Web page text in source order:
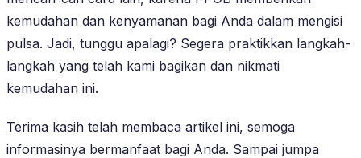
kemudahan dan kenyamanan bagi Anda dalam mengisi
pulsa. Jadi, tunggu apalagi? Segera praktikkan langkah-
langkah yang telah kami bagikan dan nikmati
kemudahan ini.
Terima kasih telah membaca artikel ini, semoga
informasinya bermanfaat bagi Anda. Sampai jumpa